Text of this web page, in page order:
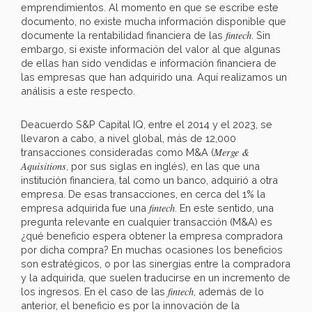
emprendimientos. Al momento en que se escribe este
documento, no existe mucha información disponible que
documente la rentabilidad financiera de las fintech . Sin
embargo, si existe información del valor al que algunas
de ellas han sido vendidas e información financiera de
las empresas que han adquirido una. Aquí realizamos un
análisis a este respecto.
Deacuerdo S&P Capital IQ, entre el 2014 y el 2023, se
llevaron a cabo, a nivel global, más de 12,000
transacciones consideradas como M&A (Merge &
Aquisitions , por sus siglas en inglés), en las que una
institución financiera, tal como un banco, adquirió a otra
empresa. De esas transacciones, en cerca del 1% la
empresa adquirida fue una fintech . En este sentido, una
pregunta relevante en cualquier transacción (M&A) es
¿qué beneficio espera obtener la empresa compradora
por dicha compra? En muchas ocasiones los beneficios
son estratégicos, o por las sinergias entre la compradora
y la adquirida, que suelen traducirse en un incremento de
los ingresos. En el caso de las fintech , además de lo
anterior, el beneficio es por la innovación de la